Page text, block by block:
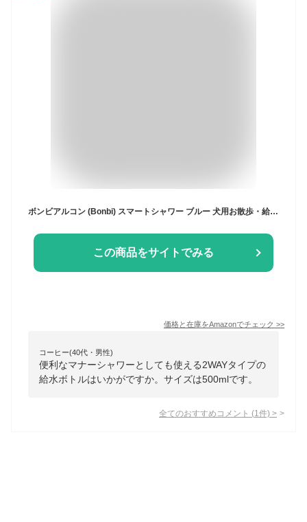
ボンビアルコン (Bonbi) スマートシャワー ブルー 犬用お散歩・給水ボトル
この商品をサイトでみる
価格と在庫をAmazonでチェック >>
コーヒー(40代・男性)
便利なマナーシャワーとしても使える2WAYタイプの
給水ボトルはいかがですか。サイズは500mlです。
全てのおすすめコメント (1 件) >